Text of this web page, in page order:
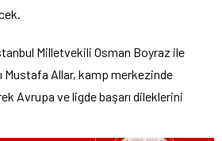
Milletvekili Osman Boyraz ile
Mustafa Allar, kamp merkezinde
Avrupa ve ligde başarı dileklerini